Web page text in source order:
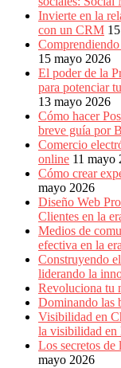
Invierte en la
con un CRM
15 mayo 2026
El poder de la
para potenciar
13 mayo 2026
Cómo hacer
breve guía por
Comercio
online 11 mayo
Cómo crear
mayo 2026
Diseño Web
Clientes en la
Medios de
efectiva en la
Construyendo
liderando la
Revoluciona tu
Dominando las
Visibilidad en
la visibilidad en
Los secretos
mayo 2026